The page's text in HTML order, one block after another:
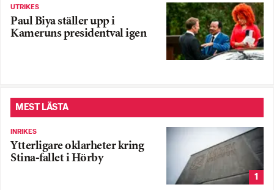
UTRIKES
Paul Biya ställer upp i
Kameruns presidentval igen
MEST LÄSTA
INRIKES
Ytterligare oklarheter kring
Stina-fallet i Hörby
1